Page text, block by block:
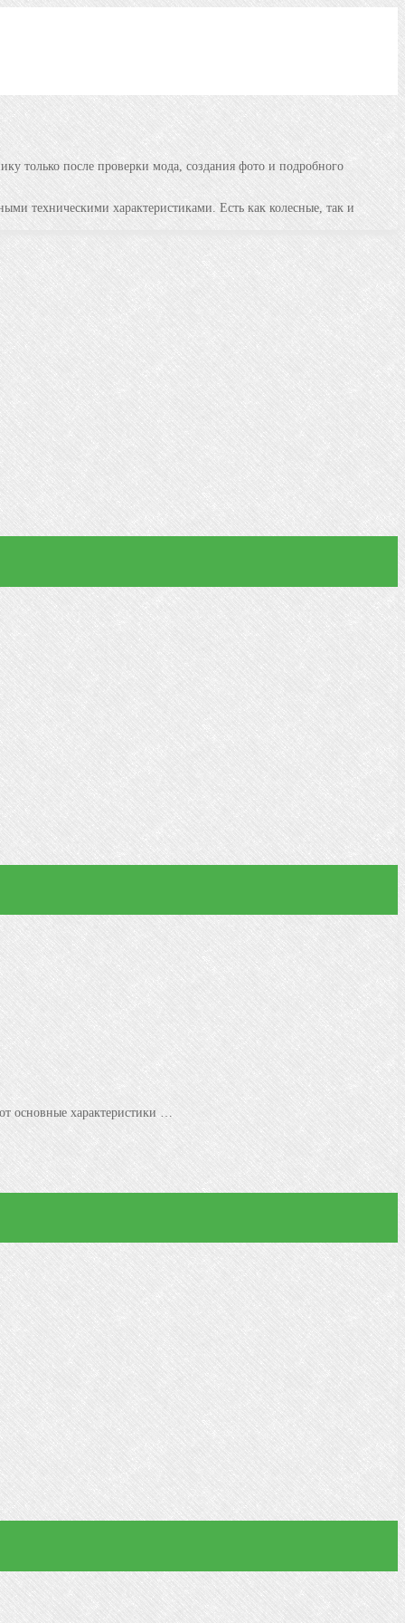
только после проверки мода, создания фото и подробного
техническими характеристиками. Есть как колесные, так и
основные характеристики …